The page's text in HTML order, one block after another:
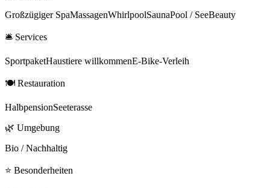
Großzügiger SpaMassagenWhirlpoolSaunaPool / SeeBeauty
🛎 Services
SportpaketHaustiere willkommenE-Bike-Verleih
🍽 Restauration
HalbpensionSeeterasse
🌿 Umgebung
Bio / Nachhaltig
⭐ Besonderheiten